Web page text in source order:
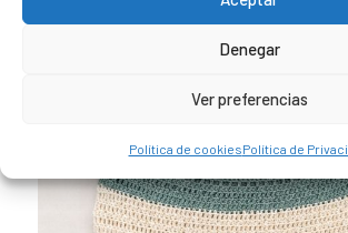
Denegar
Ver preferencias
Política de cookiesPolítica de